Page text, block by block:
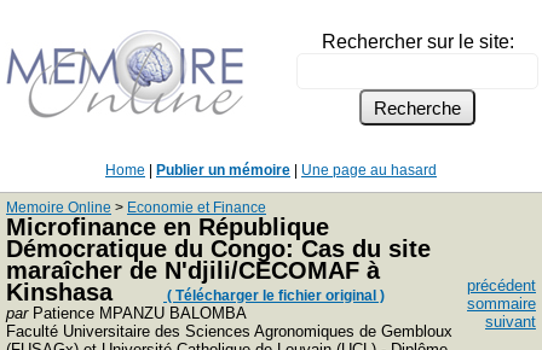
Rechercher sur le site:
Home Publier un mémoire Une page au hasard
Memoire Online > Economie et Finance
Microfinance en République
Démocratique du Congo: Cas du site
maraîcher de N'djili/CECOMAF à
Kinshasa
( Télécharger le fichier original )
parPatience MPANZU BALOMBA
Faculté Universitaire des Sciences Agronomiques de Gembloux
précédent
sommaire
suivant